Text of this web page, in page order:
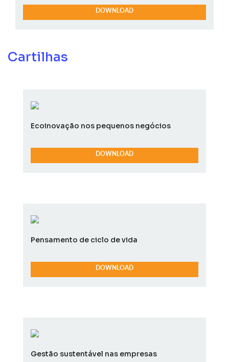
DOWNLOAD
Cartilhas
Ecoinovação nos pequenos negócios
DOWNLOAD
Pensamento de ciclo de vida
DOWNLOAD
Gestão sustentável nas empresas